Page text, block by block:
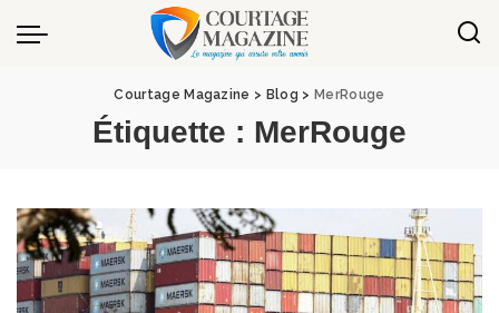
Panneau de gestion des cookies
Courtage Magazine > Blog > MerRouge
Étiquette : MerRouge